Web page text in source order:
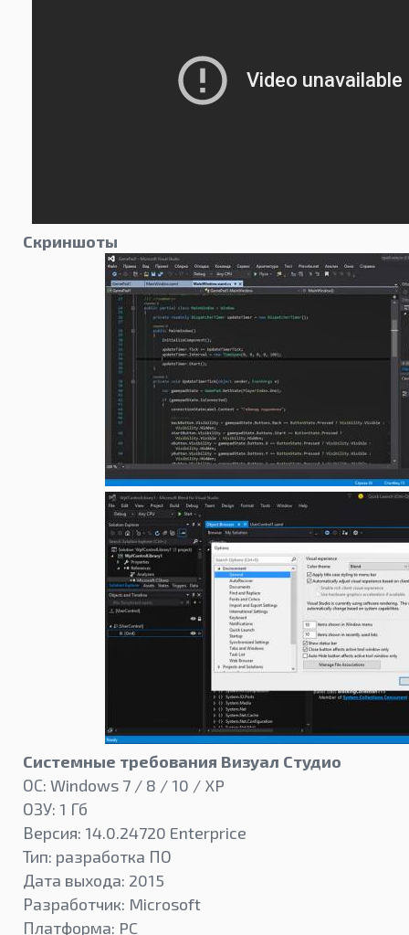
Скриншоты
Системные требования Визуал Студио
ОС: Windows 7 / 8 / 10 / XP
ОЗУ: 1 Гб
Версия: 14.0.24720 Enterprice
Тип: разработка ПО
Дата выхода: 2015
Разработчик: Microsoft
Платформа: PC